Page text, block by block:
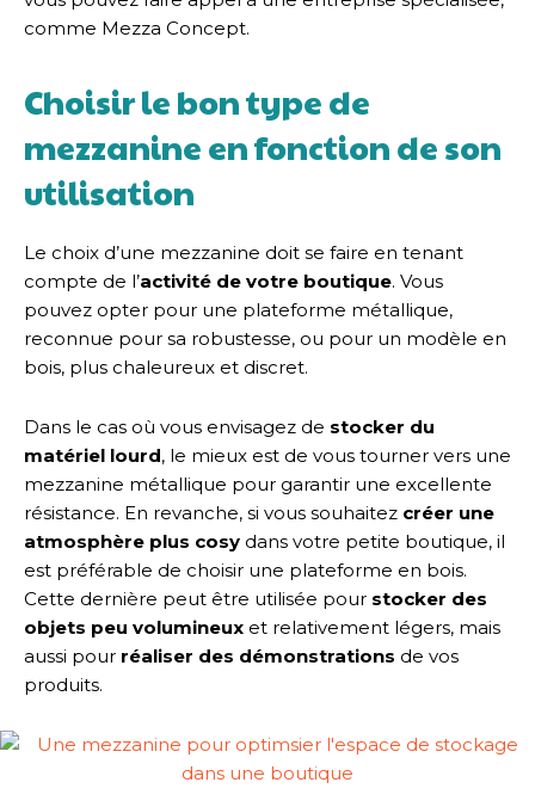
comme Mezza Concept.
Choisir le bon type de
mezzanine en fonction de son
utilisation
Le choix d’une mezzanine doit se faire en tenant
compte de l’activité de votre boutique. Vous
pouvez opter pour une plateforme métallique,
reconnue pour sa robustesse, ou pour un modèle en
bois, plus chaleureux et discret.
Dans le cas où vous envisagez de stocker du
matériel lourd, le mieux est de vous tourner vers une
mezzanine métallique pour garantir une excellente
résistance. En revanche, si vous souhaitez créer une
atmosphère plus cosy dans votre petite boutique, il
est préférable de choisir une plateforme en bois.
Cette dernière peut être utilisée pour stocker des
objets peu volumineux et relativement légers, mais
aussi pour réaliser des démonstrations de vos
produits.